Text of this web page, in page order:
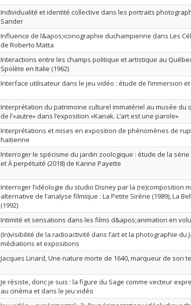
Individualité et identité collective dans les portraits
Sander
Influence de l&apos;iconographie duchampienne dans Les
de Roberto Matta
Interactions entre les champs politique et artistique au
Spolète en Italie (1962)
Interface utilisateur dans le jeu vidéo : étude de l’immersion
Interprétation du patrimoine culturel immatériel au musée du
de l’«autre» dans l’exposition «Kanak. L’art est une parole»
Interprétations et mises en exposition de phénomènes de
haïtienne
Interroger le spécisme du jardin zoologique : étude de la série
et À perpétuité (2018) de Karine Payette
Interroger l’idéologie du studio Disney par la (re)composition
alternative de l’analyse filmique : La Petite Sirène (1989), La
(1992)
Intimité et sensations dans les films d&apos;animation en
(In)visibilité de la radioactivité dans l’art et la photographie du
médiations et expositions
Jacques Linard, Une nature morte de 1640, marqueur de son
Je résiste, donc je suis : la figure du Sage comme vecteur
au cinéma et dans le jeu vidéo